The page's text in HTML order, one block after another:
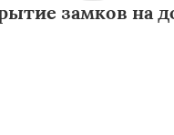
замков на